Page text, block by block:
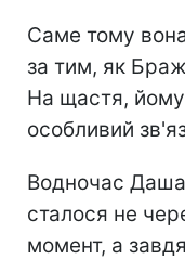
Саме тому
за тим, як
На щастя,
особливий
Водночас
сталося не
момент, а